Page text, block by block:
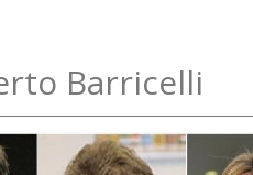
Barricelli